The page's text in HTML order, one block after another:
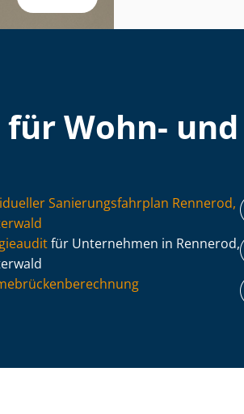
Wohn-
Sa­nie­rungs­fahr­plan Rennerod,
für Unternehmen in Rennerod,